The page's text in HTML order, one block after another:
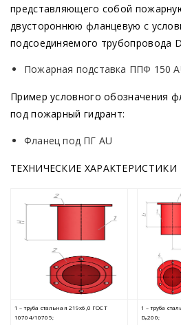
представляющего собой
двустороннюю фланцевую с
подсоединяемого трубопровода D
Пожарная подставка ППФ 150
Пример условного обозначения
под пожарный гидрант:
Фланец под ПГ AU
ТЕХНИЧЕСКИЕ ХАРАКТЕРИСТИКИ